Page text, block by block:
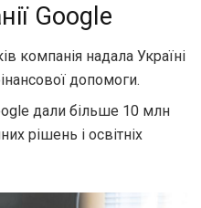
Google
компанія надала Україні
допомоги.
дали більше 10 млн
рішень і освітніх